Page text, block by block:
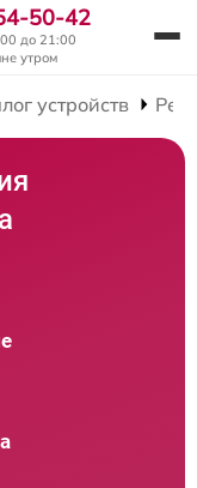
50-42
до 21:00
утром
устройств